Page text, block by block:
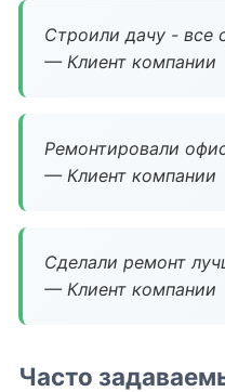
Строили дачу - все
— Клиент компании
Ремонтировали
— Клиент компании
Сделали ремонт
— Клиент компании
Часто